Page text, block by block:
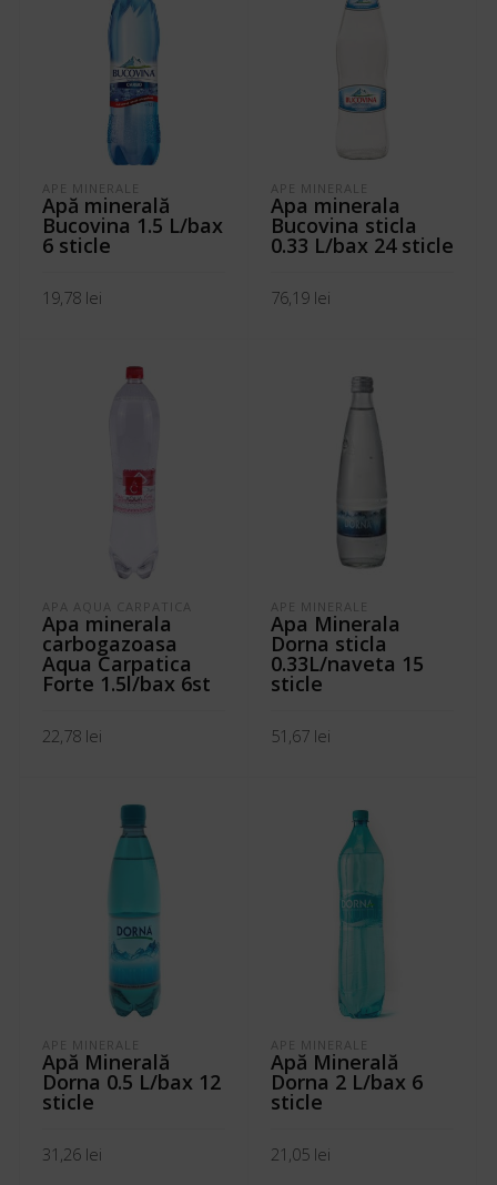
APE MINERALE
Apă minerală
Bucovina 1.5 L/bax
6 sticle
19,78 lei
APE MINERALE
Apa minerala
Bucovina sticla
0.33 L/bax 24 sticle
76,19 lei
APA AQUA CARPATICA
Apa minerala
carbogazoasa
Aqua Carpatica
Forte 1.5l/bax 6st
22,78 lei
APE MINERALE
Apa Minerala
Dorna sticla
0.33L/naveta 15
sticle
51,67 lei
APE MINERALE
Apă Minerală
Dorna 0.5 L/bax 12
sticle
31,26 lei
APE MINERALE
Apă Minerală
Dorna 2 L/bax 6
sticle
21,05 lei